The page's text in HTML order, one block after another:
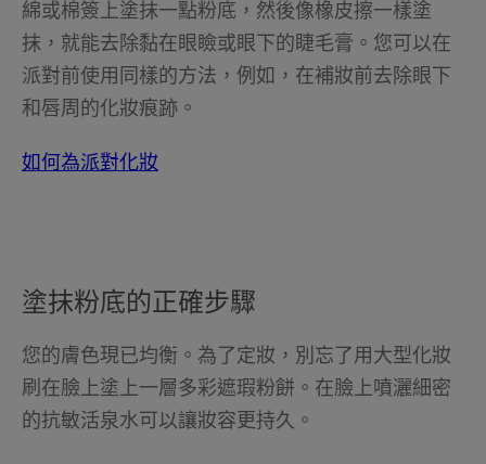
綿或棉簽上塗抹一點粉底，然後像橡皮擦一樣塗
抹，就能去除黏在眼瞼或眼下的睫毛膏。您可以在
派對前使用同樣的方法，例如，在補妝前去除眼下
和唇周的化妝痕跡。
如何為派對化妝
塗抹粉底的正確步驟
您的膚色現已均衡。為了定妝，別忘了用大型化妝
刷在臉上塗上一層多彩遮瑕粉餅。在臉上噴灑細密
的抗敏活泉水可以讓妝容更持久。